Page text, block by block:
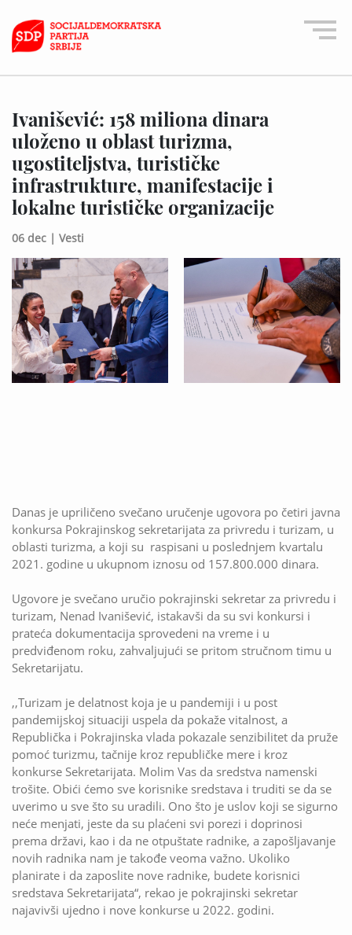
Ivanišević: 158 miliona dinara
uloženo u oblast turizma,
ugostiteljstva, turističke
infrastrukture, manifestacije i
lokalne turističke organizacije
06 dec | Vesti
Danas je upriličeno svečano uručenje ugovora po četiri javna
konkursa Pokrajinskog sekretarijata za privredu i turizam, u
oblasti turizma, a koji su raspisani u poslednjem kvartalu
2021. godine u ukupnom iznosu od 157.800.000 dinara.
Ugovore je svečano uručio pokrajinski sekretar za privredu i
turizam, Nenad Ivanišević, istakavši da su svi konkursi i
prateća dokumentacija sprovedeni na vreme i u
predviđenom roku, zahvaljujući se pritom stručnom timu u
Sekretarijatu.
,,Turizam je delatnost koja je u pandemiji i u post
pandemijskoj situaciji uspela da pokaže vitalnost, a
Republička i Pokrajinska vlada pokazale senzibilitet da pruže
pomoć turizmu, tačnije kroz republičke mere i kroz
konkurse Sekretarijata. Molim Vas da sredstva namenski
trošite. Obići ćemo sve korisnike sredstava i truditi se da se
uverimo u sve što su uradili. Ono što je uslov koji se sigurno
neće menjati, jeste da su plaćeni svi porezi i doprinosi
prema državi, kao i da ne otpuštate radnike, a zapošljavanje
novih radnika nam je takođe veoma važno. Ukoliko
planirate i da zaposlite nove radnike, budete korisnici
sredstava Sekretarijata“, rekao je pokrajinski sekretar
najavivši ujedno i nove konkurse u 2022. godini.